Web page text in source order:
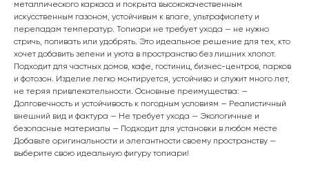
металлического каркаса и покрыта высококачественным
искусственным газоном, устойчивым к влаге, ультрафиолету и
перепадам температур. Топиари не требует ухода — не нужно
стричь, поливать или удобрять. Это идеальное решение для тех, кто
хочет добавить зелени и уюта в пространство без лишних хлопот.
Подходит для частных домов, кафе, гостиниц, бизнес-центров, парков
и фотозон. Изделие легко монтируется, устойчиво и служит много лет,
не теряя привлекательности. Основные преимущества: —
Долговечность и устойчивость к погодным условиям — Реалистичный
внешний вид и фактура — Не требует ухода — Экологичные и
безопасные материалы — Подходит для установки в любом месте
Добавьте оригинальности и элегантности своему пространству —
выберите свою идеальную фигуру топиари!